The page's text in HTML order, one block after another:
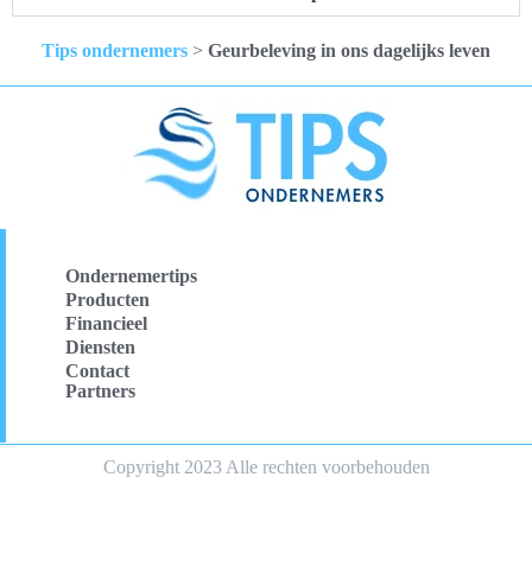
Tips ondernemers > Geurbeleving in ons dagelijks leven
Ondernemertips
Producten
Financieel
Diensten
Contact
Partners
Copyright 2023 Alle rechten voorbehouden